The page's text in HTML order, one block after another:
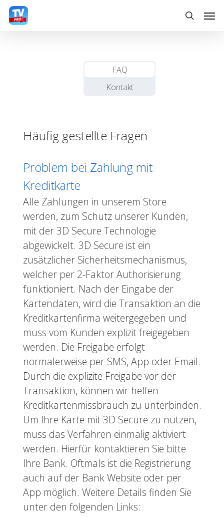
Skip
search
FAQ
Kontakt
Häufig gestellte Fragen
Problem bei Zahlung mit
Kreditkarte
Alle Zahlungen in unserem Store
werden, zum Schutz unserer Kunden,
mit der 3D Secure Technologie
abgewickelt. 3D Secure ist ein
zusätzlicher Sicherheitsmechanismus,
welcher per 2-Faktor Authorisierung
funktioniert. Nach der Eingabe der
Kartendaten, wird die Transaktion an die
Kreditkartenfirma weitergegeben und
muss vom Kunden explizit freigegeben
werden. Die Freigabe erfolgt
normalerweise per SMS, App oder Email.
Durch die explizite Freigabe vor der
Transaktion, können wir helfen
Kreditkartenmissbrauch zu unterbinden.
Um Ihre Karte mit 3D Secure zu nutzen,
muss das Verfahren einmalig aktiviert
werden. Hierfür kontaktieren Sie bitte
Ihre Bank. Oftmals ist die Registrierung
auch auf der Bank Website oder per
App möglich. Weitere Details finden Sie
unter den folgenden Links: